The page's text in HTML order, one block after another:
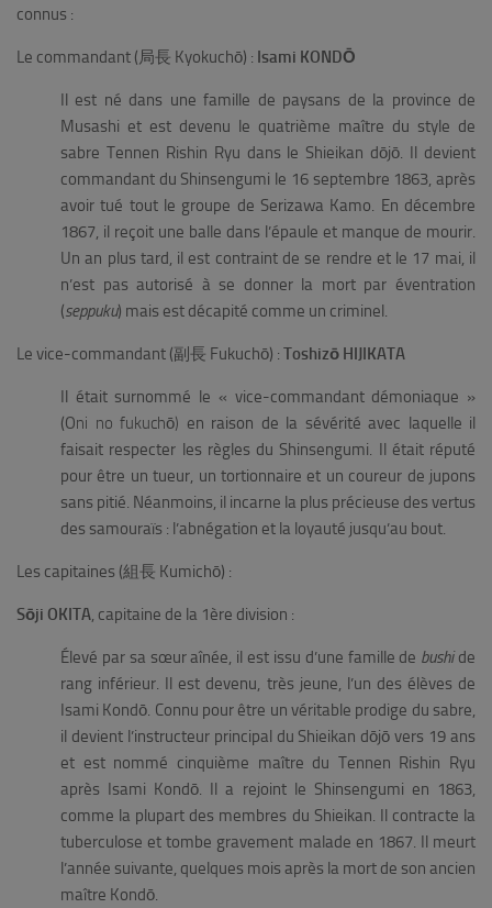
connus :
Le commandant (局長 Kyokuchō) : Isami KONDŌ
Il est né dans une famille de paysans de la province de
Musashi et est devenu le quatrième maître du style de
sabre Tennen Rishin Ryu dans le Shieikan dōjō. Il devient
commandant du Shinsengumi le 16 septembre 1863, après
avoir tué tout le groupe de Serizawa Kamo. En décembre
1867, il reçoit une balle dans l’épaule et manque de mourir.
Un an plus tard, il est contraint de se rendre et le 17 mai, il
n’est pas autorisé à se donner la mort par éventration
(seppuku) mais est décapité comme un criminel.
Le vice-commandant (副長 Fukuchō) : Toshizō HIJIKATA
Il était surnommé le « vice-commandant démoniaque »
(Oni no fukuchō) en raison de la sévérité avec laquelle il
faisait respecter les règles du Shinsengumi. Il était réputé
pour être un tueur, un tortionnaire et un coureur de jupons
sans pitié. Néanmoins, il incarne la plus précieuse des vertus
des samouraïs : l’abnégation et la loyauté jusqu’au bout.
Les capitaines (組長 Kumichō) :
Sōji OKITA, capitaine de la 1ère division :
Élevé par sa sœur aînée, il est issu d’une famille de bushide
rang inférieur. Il est devenu, très jeune, l’un des élèves de
Isami Kondō. Connu pour être un véritable prodige du sabre,
il devient l’instructeur principal du Shieikan dōjō vers 19 ans
et est nommé cinquième maître du Tennen Rishin Ryu
après Isami Kondō. Il a rejoint le Shinsengumi en 1863,
comme la plupart des membres du Shieikan. Il contracte la
tuberculose et tombe gravement malade en 1867. Il meurt
l’année suivante, quelques mois après la mort de son ancien
maître Kondō.